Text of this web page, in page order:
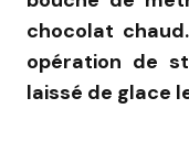
chocolat
opération de
laissé de glace